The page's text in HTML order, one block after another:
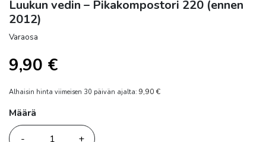
Luukun vedin – Pikakompostori 220 (ennen
2012)
Varaosa
9,90 €
Alhaisin hinta viimeisen 30 päivän ajalta: 9,90€
Määrä
Määrä